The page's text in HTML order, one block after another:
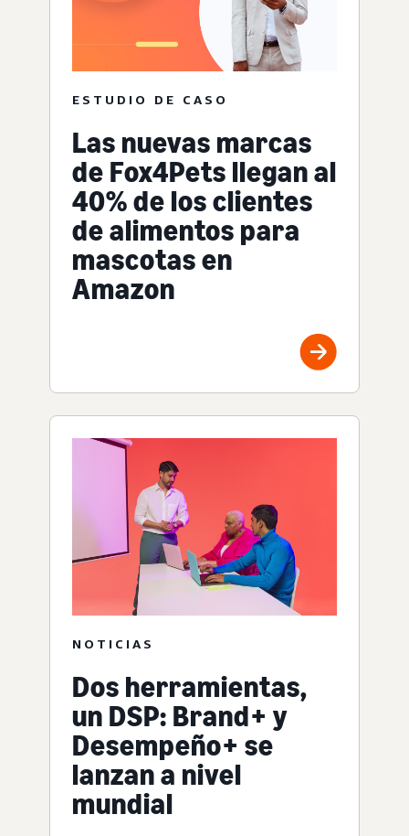
ESTUDIO DE CASO
Las nuevas marcas
de Fox4Pets llegan al
40% de los clientes
de alimentos para
mascotas en
Amazon
NOTICIAS
Dos herramientas,
un DSP: Brand+ y
Desempeño+ se
lanzan a nivel
mundial